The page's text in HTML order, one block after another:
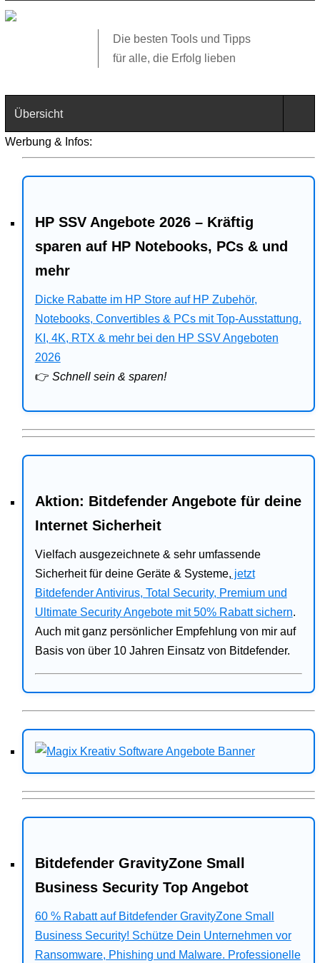
Die besten Tools und Tipps
für alle, die Erfolg lieben
Übersicht
Technik
Web
Business
Angebote
Bitdefender
Ratgeber
Werbung & Infos:
HP SSV Angebote 2026 – Kräftig
sparen auf HP Notebooks, PCs & und
mehr
Dicke Rabatte im HP Store auf HP Zubehör,
Notebooks, Convertibles & PCs mit Top-Ausstattung.
KI, 4K, RTX & mehr bei den HP SSV Angeboten
2026
👉 Schnell sein & sparen!
Aktion: Bitdefender Angebote für deine
Internet Sicherheit
Vielfach ausgezeichnete & sehr umfassende
Sicherheit für deine Geräte & Systeme, jetzt
Bitdefender Antivirus, Total Security, Premium und
Ultimate Security Angebote mit 50% Rabatt sichern.
Auch mit ganz persönlicher Empfehlung von mir auf
Basis von über 10 Jahren Einsatz von Bitdefender.
Bitdefender GravityZone Small
Business Security Top Angebot
60 % Rabatt auf Bitdefender GravityZone Small
Business Security! Schütze Dein Unternehmen vor
Ransomware, Phishing und Malware. Professionelle